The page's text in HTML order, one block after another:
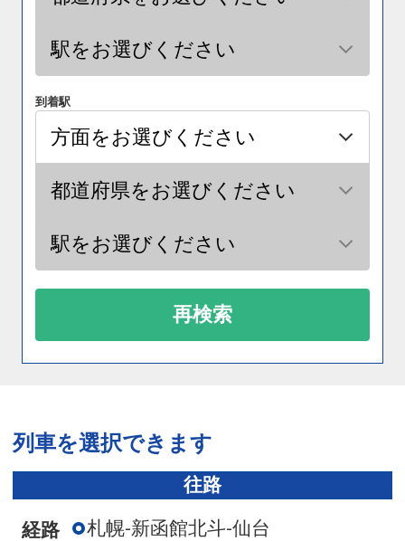
到着駅
再検索
列車を選択できます
往路
経路 札幌-新函館北斗-仙台